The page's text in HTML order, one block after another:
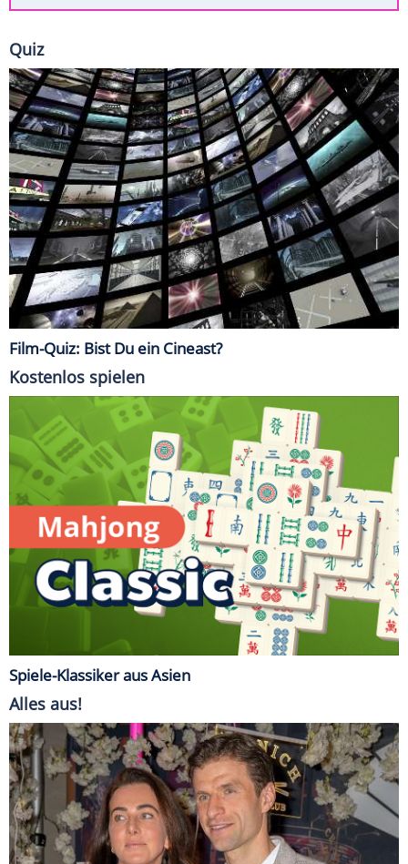
Quiz
Film-Quiz: Bist Du ein Cineast?
Kostenlos spielen
Spiele-Klassiker aus Asien
Alles aus!